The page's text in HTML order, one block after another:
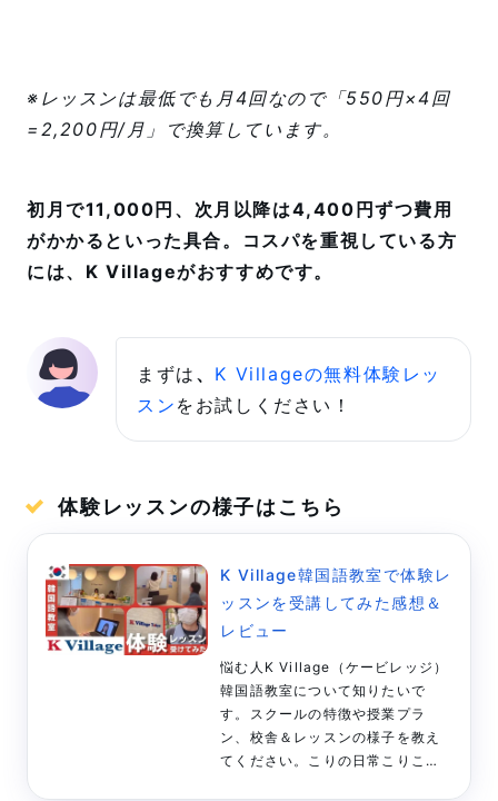
※レッスンは最低でも月4回なので「550円×4回
=2,200円/月」で換算しています。
初月で11,000円、次月以降は4,400円ずつ費用
がかかるといった具合。コスパを重視している方
には、K Villageがおすすめです。
まずは 、 K Villageの無料体験レッ
スン をお試しください！
体験レッスンの様子はこちら
K Village韓国語教室で体験レ
ッスンを受講してみた感想＆
レビュー
悩む人K Village（ケービレッジ）
韓国語教室について知りたいで
す。スクールの特徴や授業プラ
ン、校舎＆レッスンの様子を教え
てください。こりの日常こりこん